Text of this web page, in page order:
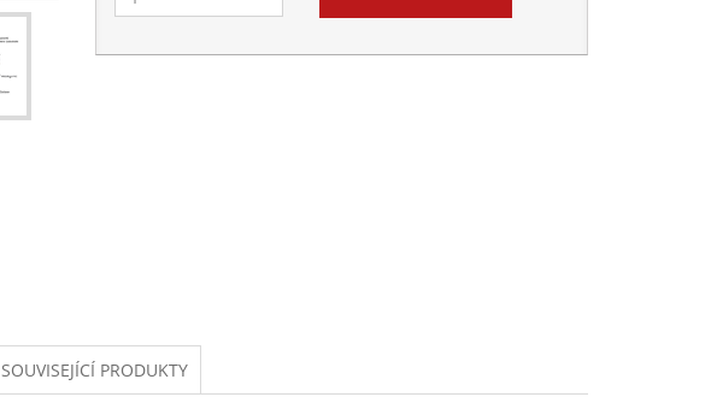
SOUVISEJÍCÍ PRODUKTY